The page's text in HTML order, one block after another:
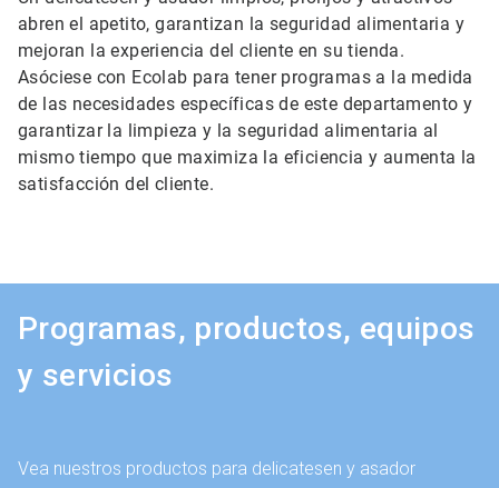
abren el apetito, garantizan la seguridad alimentaria y
mejoran la experiencia del cliente en su tienda.
Asóciese con Ecolab para tener programas a la medida
de las necesidades específicas de este departamento y
garantizar la limpieza y la seguridad alimentaria al
mismo tiempo que maximiza la eficiencia y aumenta la
satisfacción del cliente.
Programas, productos, equipos
y servicios
Vea nuestros productos para delicatesen y asador